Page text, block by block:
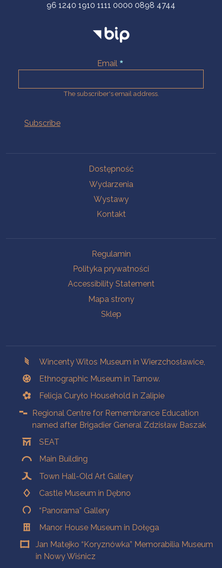
96 1240 1910 1111 0000 0898 4744
Email
The subscriber's email address.
Dostępność
Wydarzenia
Wystawy
Kontakt
Regulamin
Polityka prywatności
Accessibility Statement
Mapa strony
Sklep
Wincenty Witos Museum in Wierzchosławice,
Ethnographic Museum in Tarnow.
Felicja Curyło Household in Zalipie
Regional Centre for Remembrance Education
named after Brigadier General Zdzisław Baszak
SEAT
Main Building
Town Hall-Old Art Gallery
Castle Museum in Dębno
“Panorama” Gallery
Manor House Museum in Dołęga
Jan Matejko “Koryznówka” Memorabilia Museum
in Nowy Wiśnicz